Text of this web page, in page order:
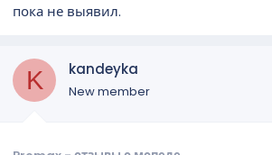
пока не выявил.
K kandeyka
New member